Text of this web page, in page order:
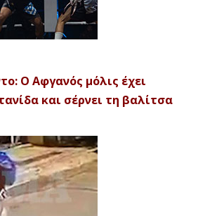
Ο Αφγανός μόλις έχει
και σέρνει τη βαλίτσα